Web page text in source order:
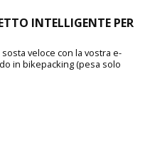
INTELLIGENTE PER
veloce con la vostra e-
in bikepacking (pesa solo